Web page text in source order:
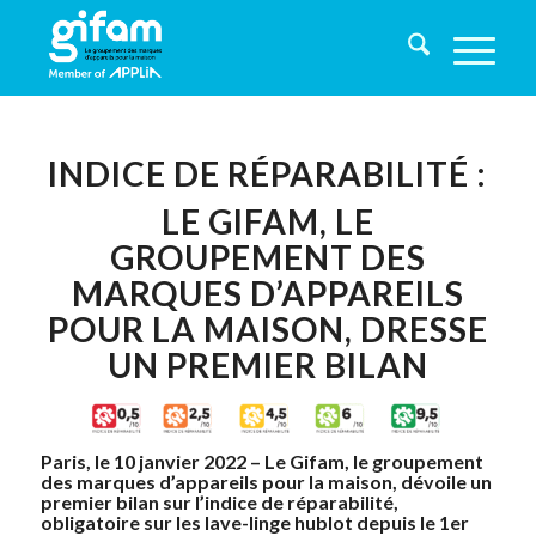
INDICE DE RÉPARABILITÉ :
LE GIFAM, LE
GROUPEMENT DES
MARQUES D’APPAREILS
POUR LA MAISON, DRESSE
UN PREMIER BILAN
Paris, le 10 janvier 2022 – Le Gifam, le groupement
des marques d’appareils pour la maison, dévoile un
premier bilan sur l’indice de réparabilité,
obligatoire sur les lave-linge hublot depuis le 1er